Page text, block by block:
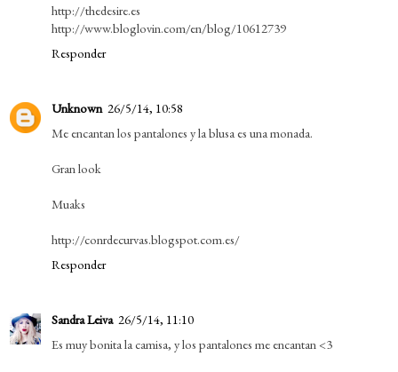
http://thedesire.es
http://www.bloglovin.com/en/blog/10612739
Responder
Unknown 26/5/14, 10:58
Me encantan los pantalones y la blusa es una monada.
Gran look
Muaks
http://conrdecurvas.blogspot.com.es/
Responder
Sandra Leiva 26/5/14, 11:10
Es muy bonita la camisa, y los pantalones me encantan <3